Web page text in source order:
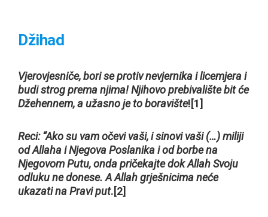
Džihad
Vjerovjesniče, bori se protiv nevjernika i licemjera i
budi strog prema njima! Njihovo prebivalište bit će
Džehennem, a užasno je to boravište![1]
Reci: “Ako su vam očevi vaši, i sinovi vaši (…) miliji
od Allaha i Njegova Poslanika i od borbe na
Njegovom Putu, onda pričekajte dok Allah Svoju
odluku ne donese. A Allah grješnicima neće
ukazati na Pravi put.[2]